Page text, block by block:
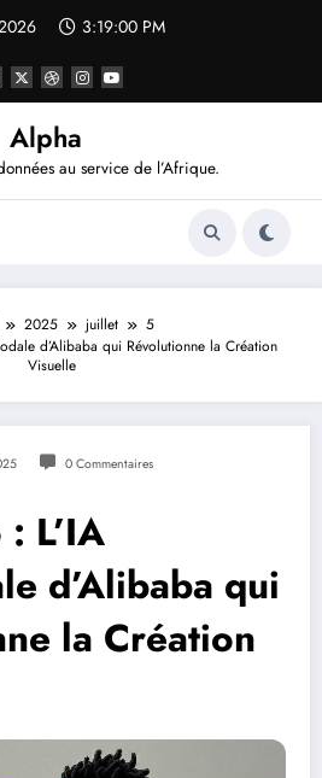
3:19:00 PM
Alpha
au service de l’Afrique.
2025 juillet
5
d’Alibaba qui Révolutionne la Création
Visuelle
0 Commentaires
L’IA
d’Alibaba qui
la Création